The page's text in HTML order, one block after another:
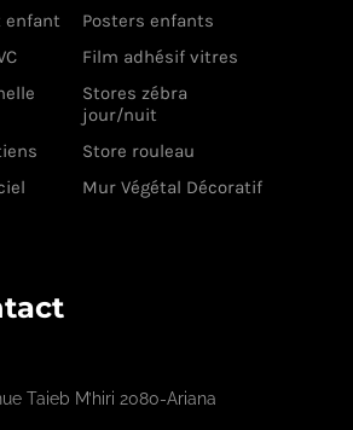
enfant
Posters enfants
Film adhésif vitres
Stores zébra
jour/nuit
Store rouleau
Mur Végétal Décoratif
Taieb M’hiri 2080-Ariana